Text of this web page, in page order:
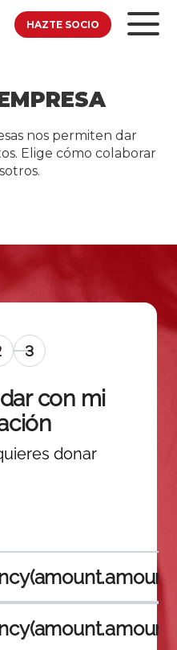
HAZTE SOCIO
nos permiten dar
Elige cómo colaborar